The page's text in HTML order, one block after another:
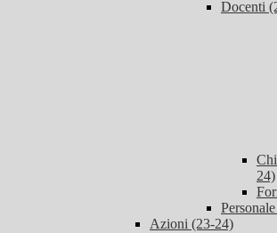
Docenti
24)
Azioni (23-24)